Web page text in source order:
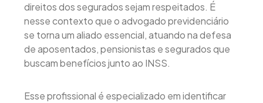
direitos dos segurados sejam respeitados. É
nesse contexto que o advogado previdenciário
se torna um aliado essencial, atuando na defesa
de aposentados, pensionistas e segurados que
buscam benefícios junto ao INSS.
Esse profissional é especializado em identificar